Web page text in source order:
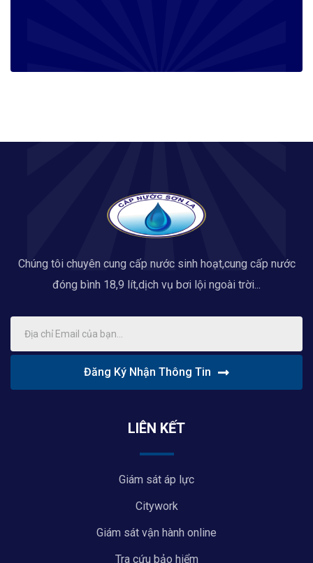
Chúng tôi chuyên cung cấp nước sinh hoạt,cung cấp nước
đóng bình 18,9 lít,dịch vụ bơi lội ngoài trời...
Đăng Ký Nhận Thông Tin
LIÊN KẾT
Giám sát áp lực
Citywork
Giám sát vận hành online
Tra cứu bảo hiểm